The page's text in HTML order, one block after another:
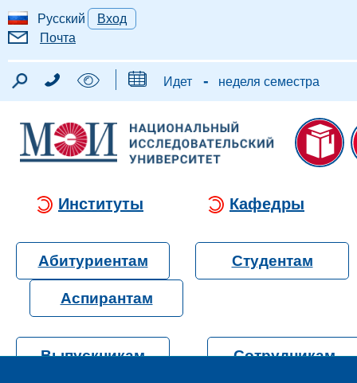
Русский
Вход
Почта
Идет - неделя семестра
Институты Кафедры
Абитуриентам Студентам
Аспирантам
Выпускникам Сотрудникам